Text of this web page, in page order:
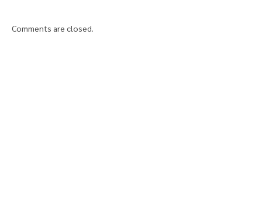
Comments are closed.